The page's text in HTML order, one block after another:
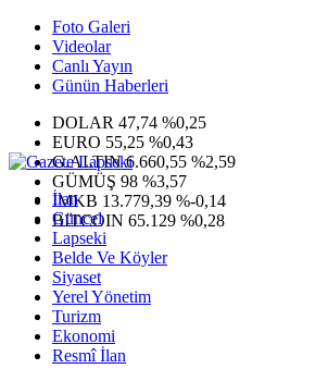
Foto Galeri
Videolar
Canlı Yayın
Günün Haberleri
DOLAR 47,74 %0,25
EURO 55,25 %0,43
G.ALTIN6.660,55 %2,59
GÜMÜŞ 98 %3,57
IMKB 13.779,39 %-0,14
BITCOIN 65.129 %0,28
İlan
Güncel
Lapseki
Belde Ve Köyler
Siyaset
Yerel Yönetim
Turizm
Ekonomi
Resmî İlan